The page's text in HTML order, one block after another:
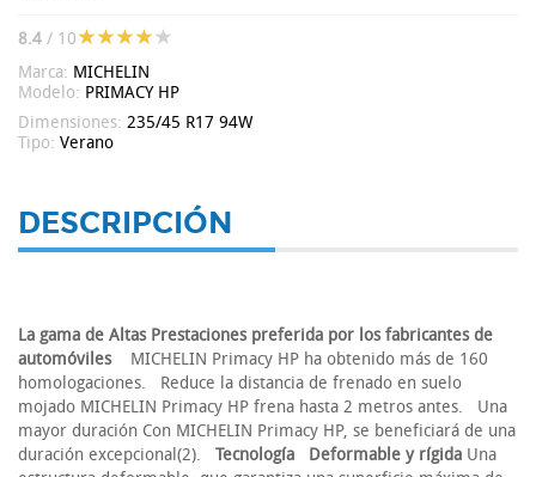
8.4 / 10
Marca: MICHELIN
Modelo: PRIMACY HP
Dimensiones: 235/45 R17 94W
Tipo: Verano
DESCRIPCIÓN
La gama de Altas Prestaciones preferida por los fabricantes de
automóviles
MICHELIN Primacy HP ha obtenido más de 160
homologaciones. Reduce la distancia de frenado en suelo
mojado MICHELIN Primacy HP frena hasta 2 metros antes. Una
mayor duración Con MICHELIN Primacy HP, se beneficiará de una
duración excepcional(2). Tecnología Deformable y rígida Una